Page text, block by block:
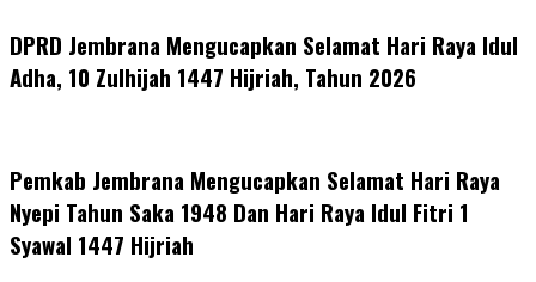
DPRD Jembrana Mengucapkan Selamat Hari Raya Idul
Adha, 10 Zulhijah 1447 Hijriah, Tahun 2026
Pemkab Jembrana Mengucapkan Selamat Hari Raya
Nyepi Tahun Saka 1948 Dan Hari Raya Idul Fitri 1
Syawal 1447 Hijriah